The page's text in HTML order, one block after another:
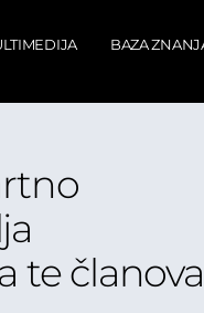
BAZA
te članova